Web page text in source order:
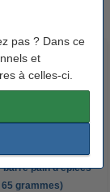
pas ? Dans ce
et
à celles-ci.
barre pain d'épices
65 grammes)